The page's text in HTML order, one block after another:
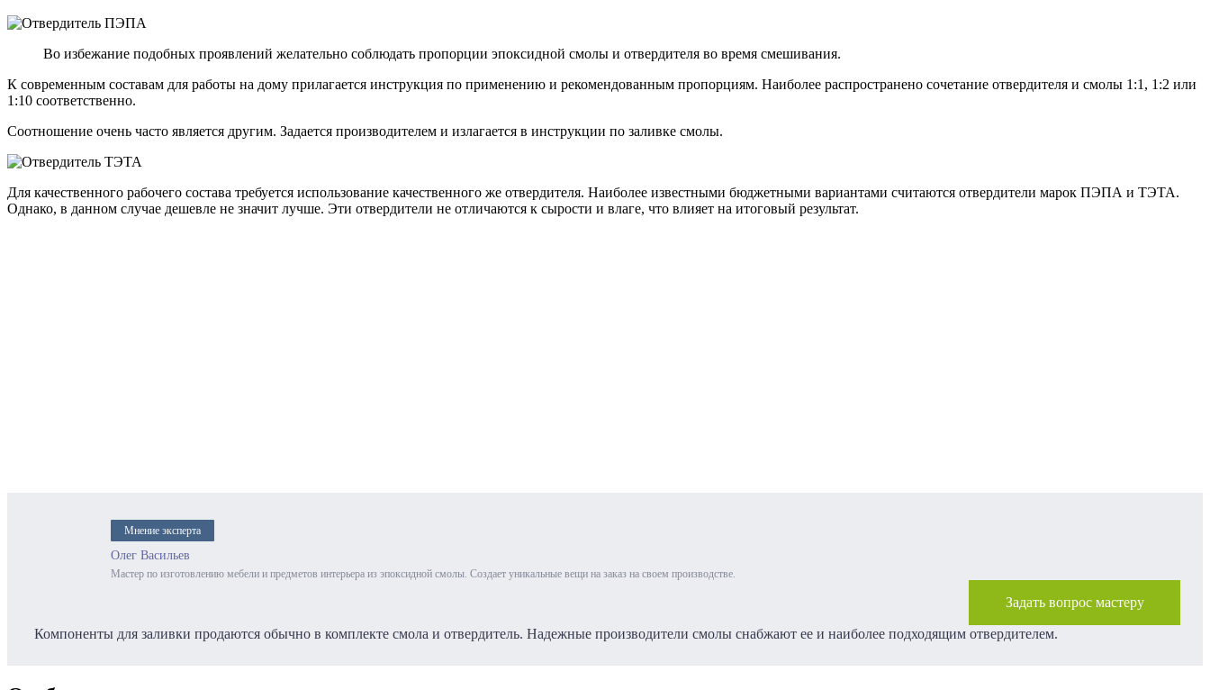
Во избежание подобных проявлений желательно соблюдать пропорции эпоксидной смолы и отвердителя во время смешивания.
К современным составам для работы на дому прилагается инструкция по применению и рекомендованным пропорциям. Наиболее распространено сочетание отвердителя и смолы 1:1, 1:2 или
1:10 соответственно.
Соотношение очень часто является другим. Задается производителем и излагается в инструкции по заливке смолы.
Для качественного рабочего состава требуется использование качественного же отвердителя. Наиболее известными бюджетными вариантами считаются отвердители марок ПЭПА и ТЭТА.
Однако, в данном случае дешевле не значит лучше. Эти отвердители не отличаются к сырости и влаге, что влияет на итоговый результат.
Мнение эксперта
Олег Васильев
Мастер по изготовлению мебели и предметов интерьера из эпоксидной смолы. Создает уникальные вещи на заказ на своем производстве.
Задать вопрос мастеру
Компоненты для заливки продаются обычно в комплекте смола и отвердитель. Надежные производители смолы снабжают ее и наиболее подходящим отвердителем.